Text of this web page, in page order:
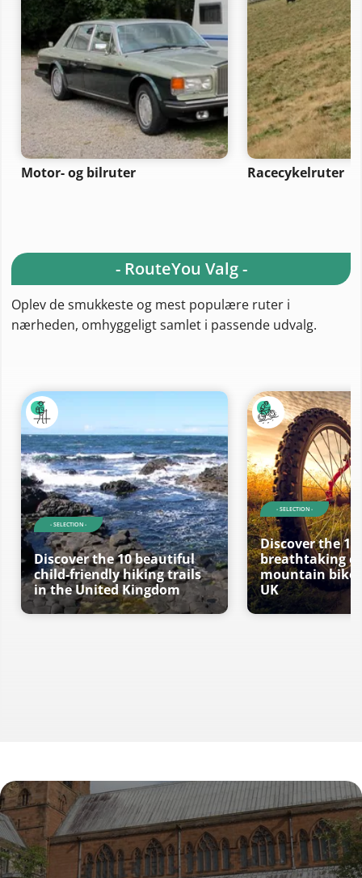
Motor- og bilruter Racecykelruter
- RouteYou Valg -
Oplev de smukkeste og mest populære ruter i
nærheden, omhyggeligt samlet i passende udvalg.
- SELECTION -
Discover the 10 beautiful
child-friendly hiking trails
in the United Kingdom
- SELECTION -
Discover the
breathtaking
mountain bike
UK